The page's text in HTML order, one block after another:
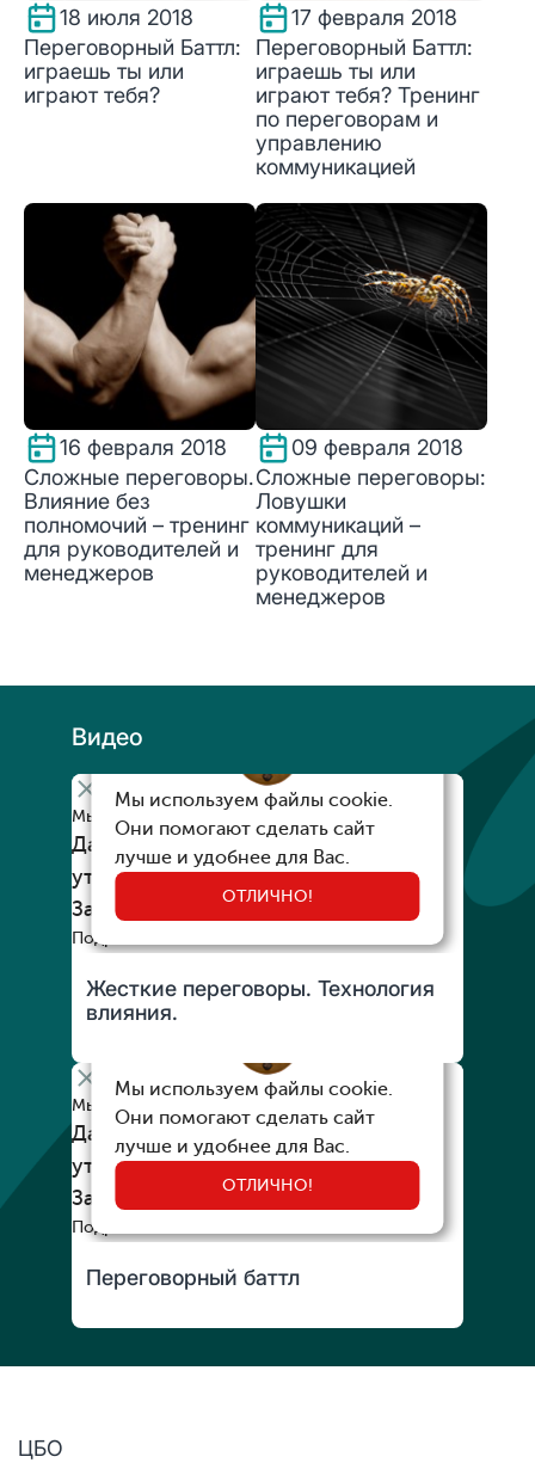
18 июля 2018
Переговорный Баттл:
играешь ты или
играют тебя?
17 февраля 2018
Переговорный Баттл:
играешь ты или
играют тебя? Тренинг
по переговорам и
управлению
коммуникацией
16 февраля 2018
Сложные переговоры.
Влияние без
полномочий – тренинг
для руководителей и
менеджеров
09 февраля 2018
Сложные переговоры:
Ловушки
коммуникаций –
тренинг для
руководителей и
менеджеров
Видео
Жесткие переговоры. Технология
влияния.
Переговорный баттл
ЦБО